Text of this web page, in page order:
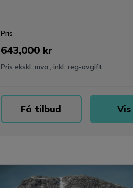
Pris
643,000 kr
Pris ekskl. mva., inkl. reg-avgift.
Få tilbud